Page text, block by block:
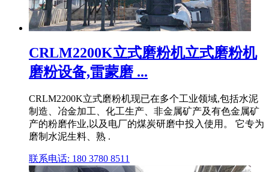
CRLM2200K立式磨粉机立式磨粉机
磨粉设备,雷蒙磨 ...
CRLM2200K立式磨粉机现已在多个工业领域,包括水泥
制造、冶金加工、化工生产、非金属矿产及有色金属矿
产的粉磨作业,以及电厂的煤炭研磨中投入使用。 它专为
磨制水泥生料、熟 .
联系电话: 180 3780 8511